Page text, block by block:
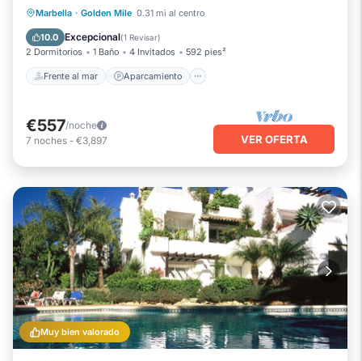
Marbella · Golden Mile 0.31 mi al centro
10.0 Excepcional(1 Revisar)
2 Dormitorios 1 Baño 4 Invitados 592 pies²
Frente al mar Aparcamiento
Frente al mar Aparcamiento
Vista al mar
€557/noche
7 noches - €3,897 VER OFERTA
Muy bien valorado